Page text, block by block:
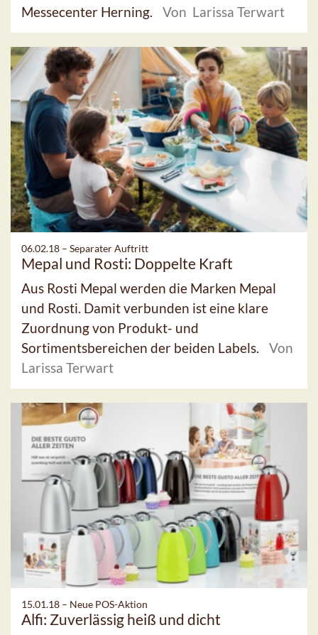
Messecenter Herning. Von Larissa Terwart
06.02.18 – Separater Auftritt
Mepal und Rosti: Doppelte Kraft
Aus Rosti Mepal werden die Marken Mepal
und Rosti. Damit verbunden ist eine klare
Zuordnung von Produkt- und
Sortimentsbereichen der beiden Labels.
Von
Larissa Terwart
15.01.18 – Neue POS-Aktion
Alfi: Zuverlässig heiß und dicht